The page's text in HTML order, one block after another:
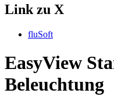
Link zu X
fluSoft
EasyView
Beleuchtung